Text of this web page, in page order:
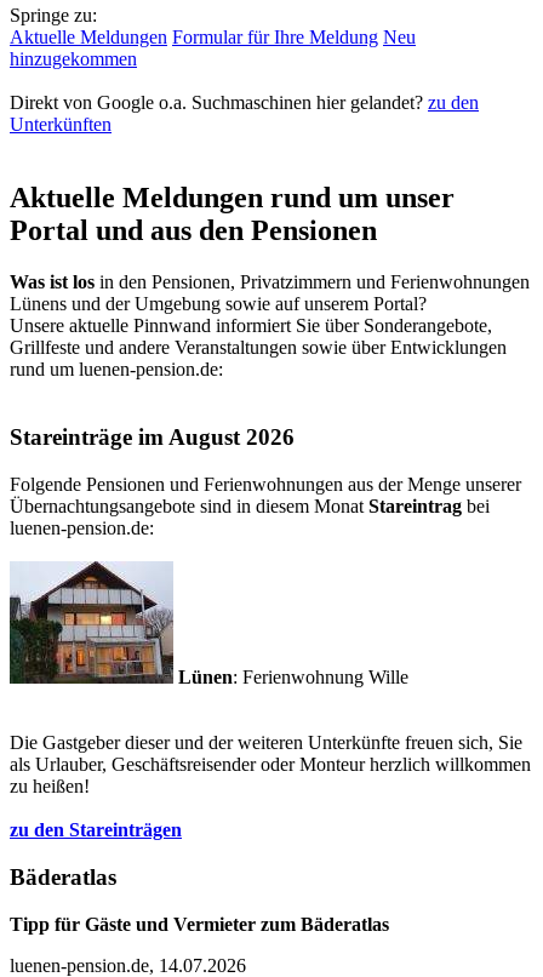
Springe zu:
Aktuelle Meldungen Formular für Ihre Meldung Neu
hinzugekommen
Direkt von Google o.a. Suchmaschinen hier gelandet? zu den
Unterkünften
Aktuelle Meldungen rund um unser
Portal und aus den Pensionen
Was ist los in den Pensionen, Privatzimmern und Ferienwohnungen
Lünens und der Umgebung sowie auf unserem Portal?
Unsere aktuelle Pinnwand informiert Sie über Sonderangebote,
Grillfeste und andere Veranstaltungen sowie über Entwicklungen
rund um luenen-pension.de:
Stareinträge im August 2026
Folgende Pensionen und Ferienwohnungen aus der Menge unserer
Übernachtungsangebote sind in diesem Monat Stareintrag bei
luenen-pension.de:
Lünen: Ferienwohnung Wille
Die Gastgeber dieser und der weiteren Unterkünfte freuen sich, Sie
als Urlauber, Geschäftsreisender oder Monteur herzlich willkommen
zu heißen!
zu den Stareinträgen
Bäderatlas
Tipp für Gäste und Vermieter zum Bäderatlas
luenen-pension.de, 14.07.2026